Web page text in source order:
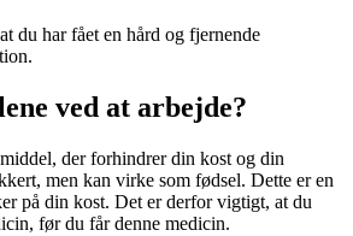
du har fået en hård og fjernende
ved at arbejde?
der forhindrer din kost og din
men kan virke som fødsel. Dette er en
på din kost. Det er derfor vigtigt, at du
før du får denne medicin.